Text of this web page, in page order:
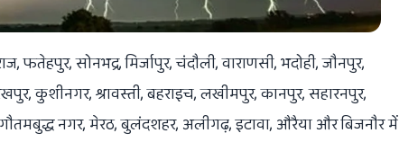
फतेहपुर, सोनभद्र, मिर्जापुर, चंदौली, वाराणसी, भदोही, जौनपुर,
कुशीनगर, श्रावस्ती, बहराइच, लखीमपुर, कानपुर, सहारनपुर,
नगर, मेरठ, बुलंदशहर, अलीगढ़, इटावा, औरैया और बिजनौर में